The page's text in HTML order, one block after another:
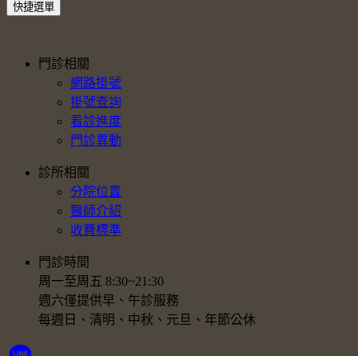
快捷選單
門診相關
網路掛號
掛號查詢
看診進度
門診異動
診所相關
分院位置
醫師介紹
收費標準
門診時間
周一至周五 8:30~21:30
週六僅提供早、午診服務
每週日、清明、中秋、元旦、年節公休